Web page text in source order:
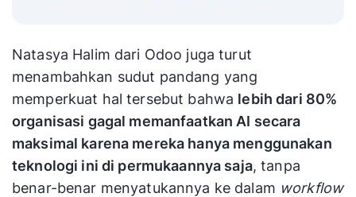
Natasya Halim dari Odoo juga turut
menambahkan sudut pandang yang
memperkuat hal tersebut bahwa lebih dari 80%
organisasi gagal memanfaatkan AI secara
maksimal karena mereka hanya menggunakan
teknologi ini di permukaannya saja, tanpa
benar-benar menyatukannya ke dalam workflow